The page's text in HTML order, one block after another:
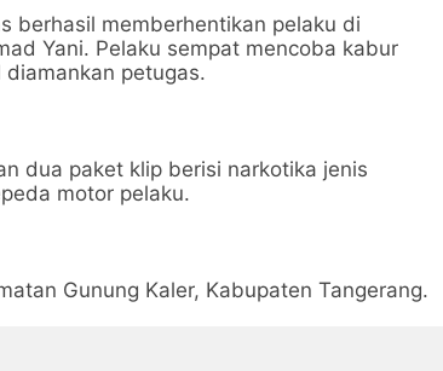
berhasil memberhentikan pelaku di
Yani. Pelaku sempat mencoba kabur
petugas.
dua paket klip berisi narkotika jenis
motor pelaku.
Gunung Kaler, Kabupaten Tangerang.